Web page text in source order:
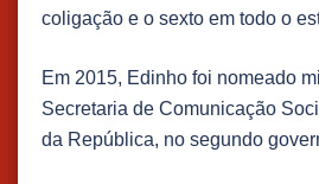
coligação e o sexto em todo o
​Em 2015, Edinho foi nomeado
Secretaria de Comunicação
da República, no segundo